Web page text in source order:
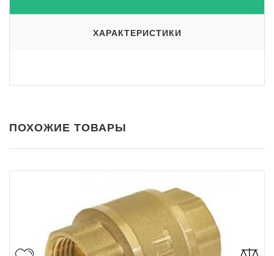
ХАРАКТЕРИСТИКИ
ПОХОЖИЕ ТОВАРЫ